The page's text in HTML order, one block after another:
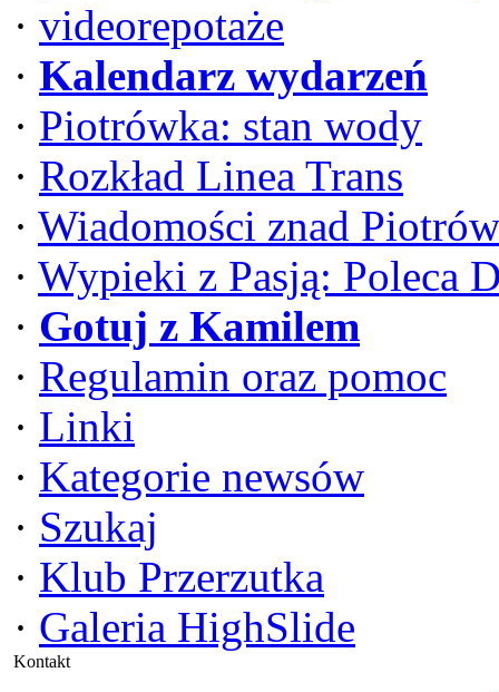
· videorepotaże
· Kalendarz wydarzeń
· Piotrówka: stan wody
· Rozkład Linea Trans
· Wiadomości znad
· Wypieki z Pasją: Poleca
· Gotuj z Kamilem
· Regulamin oraz pomoc
· Linki
· Kategorie newsów
· Szukaj
· Klub Przerzutka
· Galeria HighSlide
Kontakt